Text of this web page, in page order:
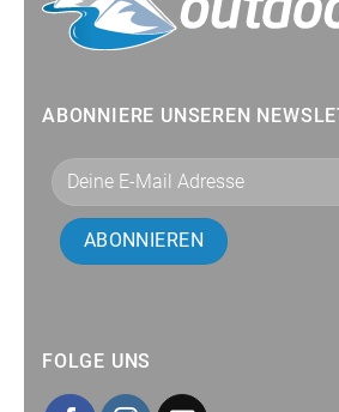
ABONNIERE UNSEREN
FOLGE UNS